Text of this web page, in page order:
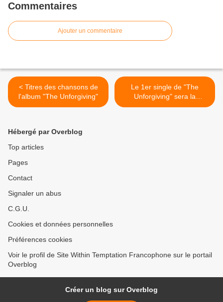
Commentaires
Ajouter un commentaire
< Titres des chansons de
l'album "The Unforgiving"
Le 1er single de "The
Unforgiving" sera la
chanson "Faster" >
Hébergé par Overblog
Top articles
Pages
Contact
Signaler un abus
C.G.U.
Cookies et données personnelles
Préférences cookies
Voir le profil de Site Within Temptation Francophone sur le portail
Overblog
Créer un blog sur Overblog